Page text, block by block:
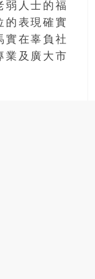
弱人士的福
的表現確實
實在辜負社
業及廣大市